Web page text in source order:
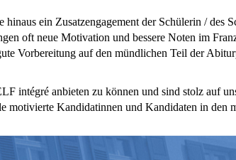
hinaus ein Zusatzengagement der Schülerin / des
oft neue Motivation und bessere Noten im
Vorbereitung auf den mündlichen Teil der
intégré anbieten zu können und sind stolz auf
motivierte Kandidatinnen und Kandidaten in den